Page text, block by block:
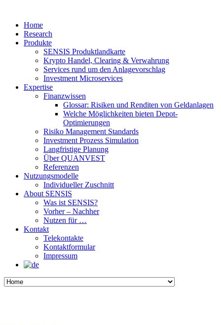
Home
Research
Produkte
SENSIS Produktlandkarte
Krypto Handel, Clearing & Verwahrung
Services rund um den Anlagevorschlag
Investment Microservices
Expertise
Finanzwissen
Glossar: Risiken und Renditen von Geldanlagen
Welche Möglichkeiten bieten Depot-
Optimierungen
Risiko Management Standards
Investment Prozess Simulation
Langfristige Planung
Über QUANVEST
Referenzen
Nutzungsmodelle
Individueller Zuschnitt
About SENSIS
Was ist SENSIS?
Vorher – Nachher
Nutzen für …
Kontakt
Telekontakte
Kontaktformular
Impressum